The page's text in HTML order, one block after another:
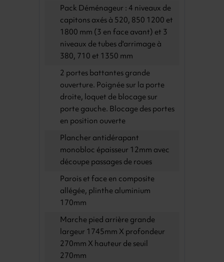
Pack Déménageur : 4 niveaux de
capitons axés à 520, 850 1200 et
1800 mm (3 en face avant) et 3
niveaux de tubes d'arrimage à
380, 710 et 1350 mm
2 portes battantes grande
ouverture. Poignée sur la porte
droite, loquet de blocage sur
porte gauche. Blocage des portes
en position ouverte
Plancher antidérapant
monobloc épaisseur 12mm avec
découpe passages de roues
Parois et face en composite
allégée, plinthe aluminium
170mm
Marche pied arrière grande
largeur 1745mm X profondeur
270mm X hauteur de seuil
270mm